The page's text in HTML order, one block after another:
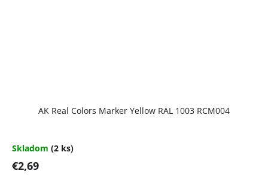
AK Real Colors Marker Yellow RAL 1003 RCM004
Skladom (2 ks)
€2,69